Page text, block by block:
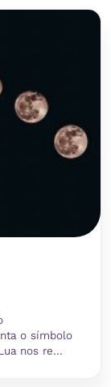
o símbolo
nos re...